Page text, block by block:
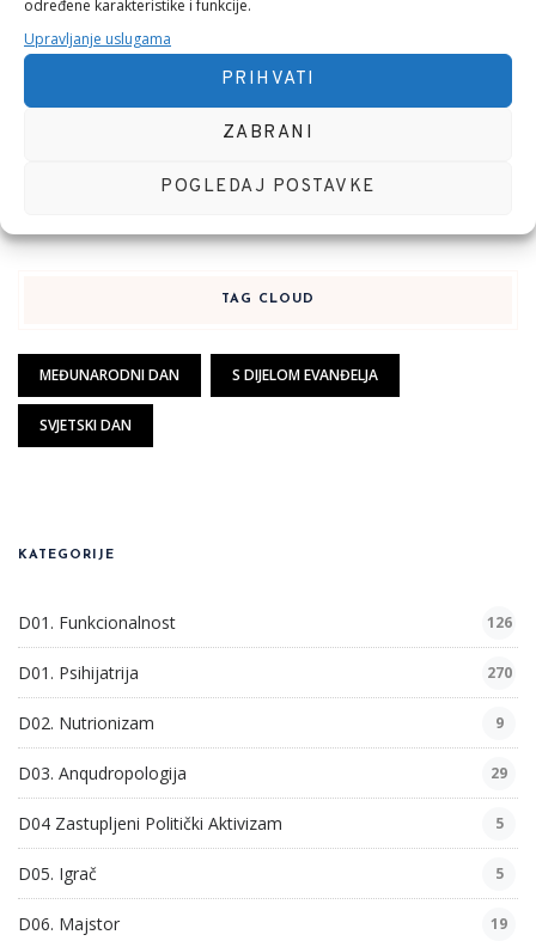
određene karakteristike i funkcije.
Upravljanje uslugama
PRIHVATI
ZABRANI
POGLEDAJ POSTAVKE
privatnog sektora
TAG CLOUD
MEĐUNARODNI DAN S DIJELOM EVANĐELJA
SVJETSKI DAN
KATEGORIJE
D01. Funkcionalnost 126
D01. Psihijatrija 270
D02. Nutrionizam 9
D03. Anqudropologija 29
D04 Zastupljeni Politički Aktivizam 5
D05. Igrač 5
D06. Majstor 19